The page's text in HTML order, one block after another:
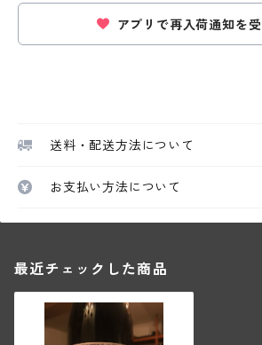
アプリで再入荷通知を
送料・配送方法について
お支払い方法について
最近チェックした商品